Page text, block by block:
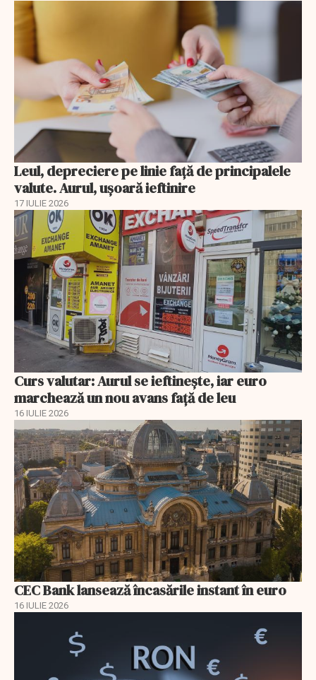
Leul, depreciere pe linie faţă de principalele
valute. Aurul, uşoară ieftinire
17 IULIE 2026
Curs valutar: Aurul se ieftinește, iar euro
marchează un nou avans faţă de leu
16 IULIE 2026
CEC Bank lansează încasările instant în euro
16 IULIE 2026